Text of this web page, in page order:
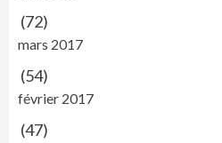
(72)
mars 2017
(54)
février 2017
(47)